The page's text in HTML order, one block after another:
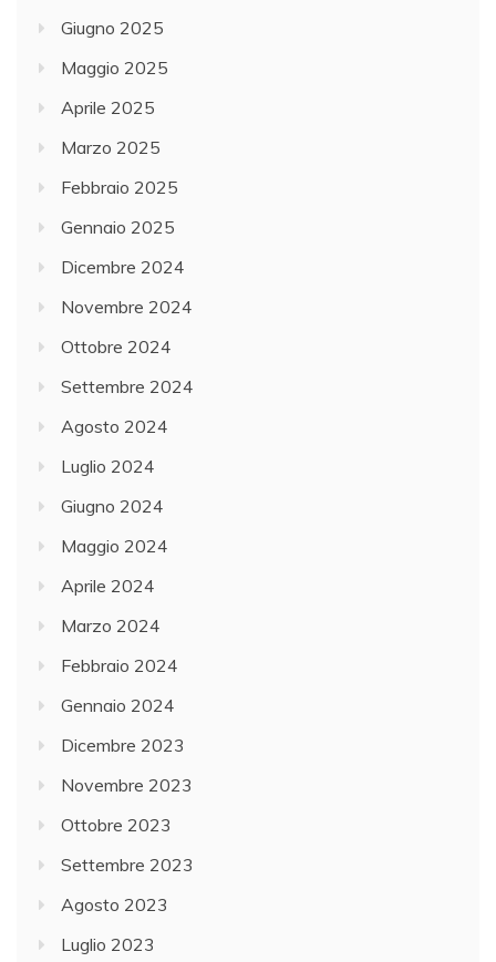
Giugno 2025
Maggio 2025
Aprile 2025
Marzo 2025
Febbraio 2025
Gennaio 2025
Dicembre 2024
Novembre 2024
Ottobre 2024
Settembre 2024
Agosto 2024
Luglio 2024
Giugno 2024
Maggio 2024
Aprile 2024
Marzo 2024
Febbraio 2024
Gennaio 2024
Dicembre 2023
Novembre 2023
Ottobre 2023
Settembre 2023
Agosto 2023
Luglio 2023